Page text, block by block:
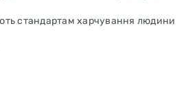
стандартам харчування людини
тваринного походження,